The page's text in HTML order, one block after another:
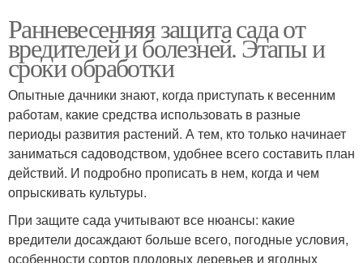
Ранневесенняя защита сада от
вредителей и болезней. Этапы и
сроки обработки
Опытные дачники знают, когда приступать к весенним
работам, какие средства использовать в разные
периоды развития растений. А тем, кто только начинает
заниматься садоводством, удобнее всего составить план
действий. И подробно прописать в нем, когда и чем
опрыскивать культуры.
При защите сада учитывают все нюансы: какие
вредители досаждают больше всего, погодные условия,
особенности сортов плодовых деревьев и ягодных